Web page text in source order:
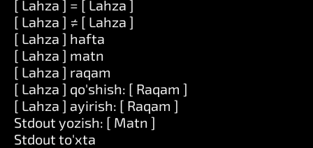
[ Lahza ] = [ Lahza ]
[ Lahza ] ≠ [ Lahza ]
[ Lahza ] hafta
[ Lahza ] matn
[ Lahza ] raqam
[ Lahza ] qo'shish: [ Raqam ]
[ Lahza ] ayirish: [ Raqam ]
Stdout yozish: [ Matn ]
Stdout to'xta